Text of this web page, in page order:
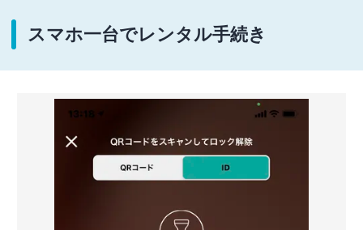
スマホ一台でレンタル手続き